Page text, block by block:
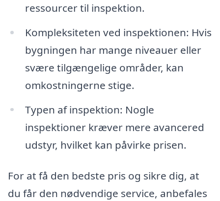
ressourcer til inspektion.
Kompleksiteten ved inspektionen: Hvis
bygningen har mange niveauer eller
svære tilgængelige områder, kan
omkostningerne stige.
Typen af inspektion: Nogle
inspektioner kræver mere avancered
udstyr, hvilket kan påvirke prisen.
For at få den bedste pris og sikre dig, at
du får den nødvendige service, anbefales